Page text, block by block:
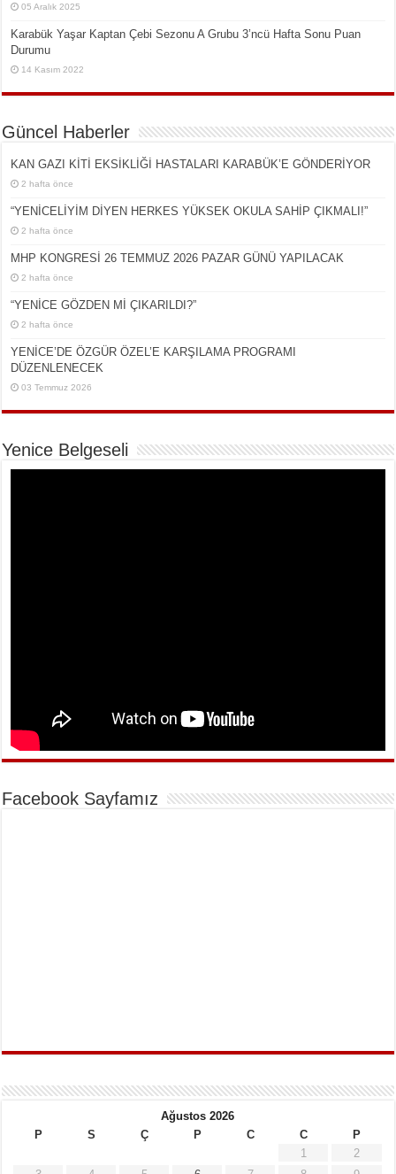
05 Aralık 2025
Karabük Yaşar Kaptan Çebi Sezonu A Grubu 3’ncü Hafta Sonu Puan
Durumu
14 Kasım 2022
Güncel Haberler
KAN GAZI KİTİ EKSİKLİĞİ HASTALARI KARABÜK’E GÖNDERİYOR
2 hafta önce
“YENİCELİYİM DİYEN HERKES YÜKSEK OKULA SAHİP ÇIKMALI!”
2 hafta önce
MHP KONGRESİ 26 TEMMUZ 2026 PAZAR GÜNÜ YAPILACAK
2 hafta önce
“YENİCE GÖZDEN Mİ ÇIKARILDI?”
2 hafta önce
YENİCE’DE ÖZGÜR ÖZEL’E KARŞILAMA PROGRAMI
DÜZENLENECEK
03 Temmuz 2026
Yenice Belgeseli
Facebook Sayfamız
Ağustos 2026
P
S Ç P C C
P
1
2